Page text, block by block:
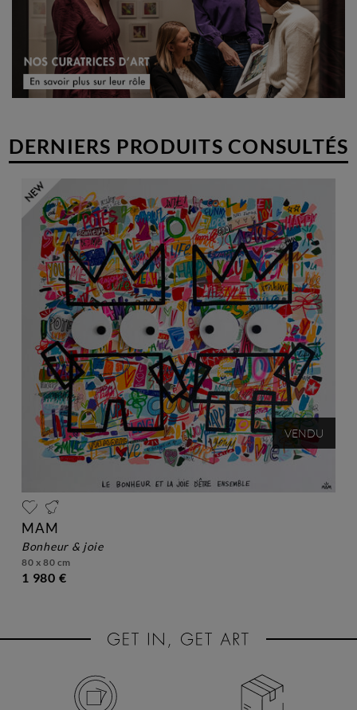
invitée à participer à des salons et à exposer en France mais aussi à
l'international. Naturellement, elle décide alors d'ouvrir un atelier
où elle accueille des visiteurs et présente son travail.
DERNIERS PRODUITS CONSULTÉS
VENDU
MAM
bonheur & joie
80 x 80 cm
1 980 €